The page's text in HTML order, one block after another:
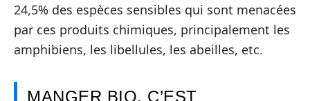
24,5% des espèces sensibles qui sont menacées
par ces produits chimiques, principalement les
amphibiens, les libellules, les abeilles, etc.
MANGER BIO, C’EST